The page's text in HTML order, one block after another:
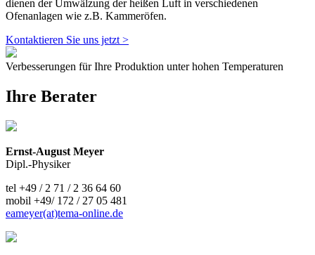
dienen der Umwälzung der heißen Luft in verschiedenen
Ofenanlagen wie z.B. Kammeröfen.
Kontaktieren Sie uns jetzt >
Verbesserungen für Ihre Produktion unter hohen Temperaturen
Ihre Berater
Ernst-August Meyer
Dipl.-Physiker
tel +49 / 2 71 / 2 36 64 60
mobil +49/ 172 / 27 05 481
eameyer(at)tema-online.de